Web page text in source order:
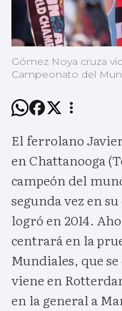
Gómez Noya cruza
Campeonato del
El ferrolano
en Chattanooga
campeón del
segunda vez en
logró en 2014.
centrará en la
Mundiales, que
viene en
en la general a